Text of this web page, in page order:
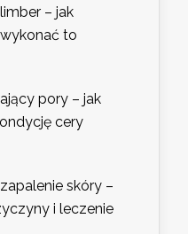
– jak
to
pory – jak
cery
skóry –
i leczenie